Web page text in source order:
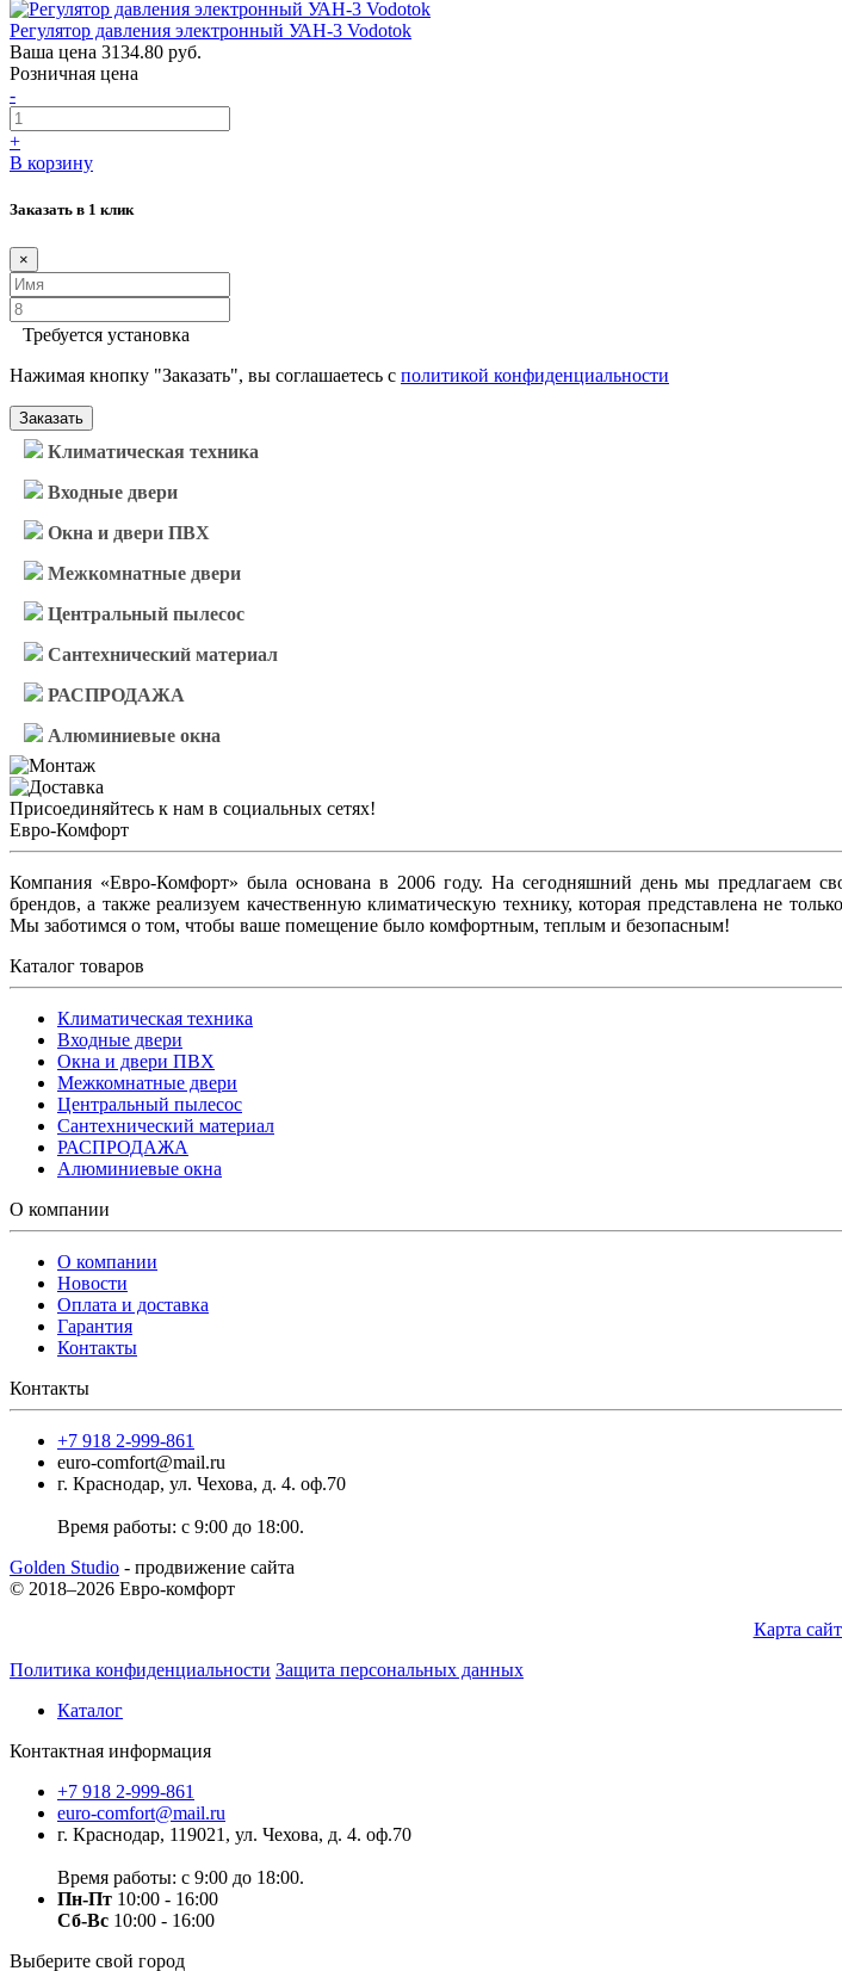
Регулятор давления электронный УАН-3 Vodotok
Ваша цена 3134.80 руб.
Розничная цена
-
+
В корзину
Заказать в 1 клик
×
Требуется установка
Нажимая кнопку "Заказать", вы соглашаетесь с политикой конфиденциальности
Заказать
Климатическая техника
Входные двери
Окна и двери ПВХ
Межкомнатные двери
Центральный пылесос
Сантехнический материал
РАСПРОДАЖА
Алюминиевые окна
Присоединяйтесь к нам в социальных сетях!
Евро-Комфорт
Компания «Евро-Комфорт» была основана в 2006 году. На сегодняшний день мы предлагаем
брендов, а также реализуем качественную климатическую технику, которая представлена не
Мы заботимся о том, чтобы ваше помещение было комфортным, теплым и безопасным!
Каталог товаров
Климатическая техника
Входные двери
Окна и двери ПВХ
Межкомнатные двери
Центральный пылесос
Сантехнический материал
РАСПРОДАЖА
Алюминиевые окна
О компании
О компании
Новости
Оплата и доставка
Гарантия
Контакты
Контакты
+7 918 2-999-861
euro-comfort@mail.ru
г. Краснодар, ул. Чехова, д. 4. оф.70
Время работы: с 9:00 до 18:00.
Golden Studio - продвижение сайта
© 2018–2026 Евро-комфорт
Карта
Политика конфиденциальности Защита персональных данных
Каталог
Контактная информация
+7 918 2-999-861
euro-comfort@mail.ru
г. Краснодар, 119021, ул. Чехова, д. 4. оф.70
Время работы: с 9:00 до 18:00.
Пн-Пт 10:00 - 16:00
Сб-Вс 10:00 - 16:00
Выберите свой город